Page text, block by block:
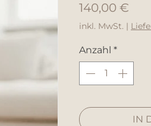
140,00 €
inkl. MwSt. |
Anzahl *
IN